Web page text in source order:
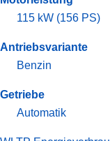
115 kW (156 PS)
Antriebsvariante
Benzin
Getriebe
Automatik